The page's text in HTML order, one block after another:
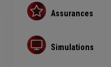
Assurances
Assurance habitation
Assurance prêt
Simulations